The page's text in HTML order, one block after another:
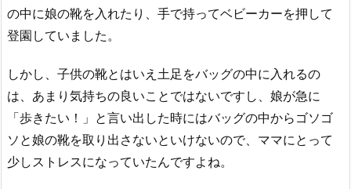
の中に娘の靴を入れたり、手で持ってベビーカーを押して
登園していました。
しかし、子供の靴とはいえ土足をバッグの中に入れるの
は、あまり気持ちの良いことではないですし、娘が急に
「歩きたい！」と言い出した時にはバッグの中からゴソゴ
ソと娘の靴を取り出さないといけないので、ママにとって
少しストレスになっていたんですよね。